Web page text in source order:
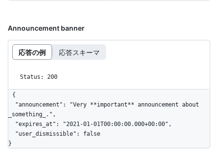
Announcement banner
応答の例 応答スキーマ
Status: 200
{
_something_.",
}